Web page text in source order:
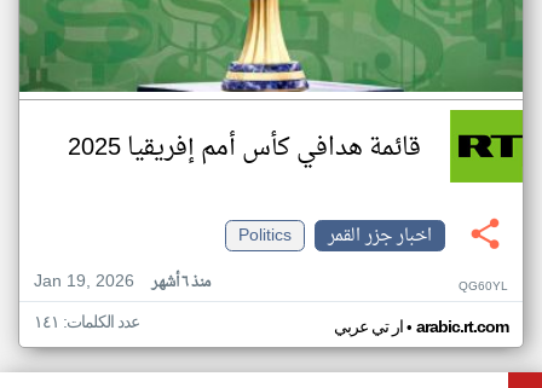
قائمة هدافي كأس أمم إفريقيا 2025
اخبار جزر القمر
Politics
Jan 19, 2026
منذ ٦ أشهر QG60YL
ار تي عربي• arabic.rt.com عدد الكلمات: ١٤١